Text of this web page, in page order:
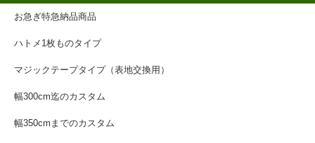
お急ぎ特急納品商品
ハトメ1枚ものタイプ
マジックテープタイプ（表地交換用）
幅300cm迄のカスタム
幅350cmまでのカスタム